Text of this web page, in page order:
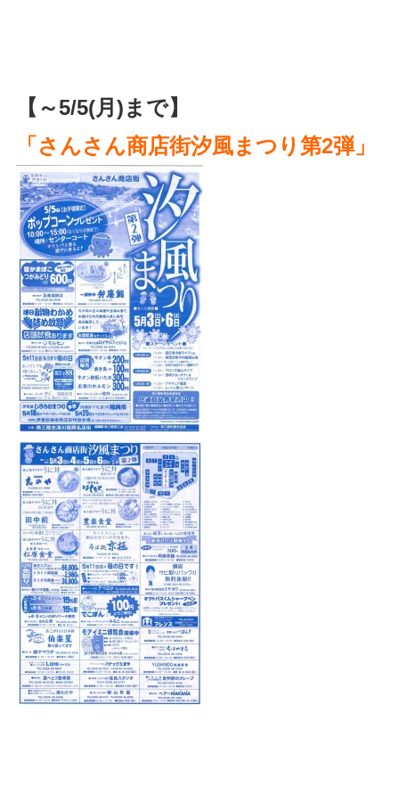
【～5/5(月)まで】
「さんさん商店街汐風まつり第2弾」